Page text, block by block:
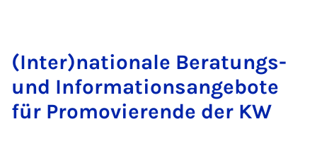
(Inter)na­tionale Be­r­a­tungs-
und In­form­a­tion­sange­bote
für Pro­movi­er­ende der KW